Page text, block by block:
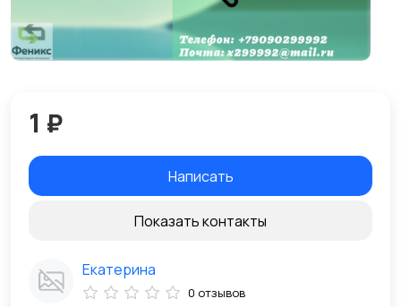
1 ₽
Написать
Показать контакты
Екатерина
0 отзывов